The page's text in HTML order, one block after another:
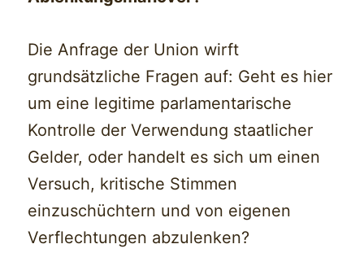
Die Anfrage der Union wirft
grundsätzliche Fragen auf: Geht es hier
um eine legitime parlamentarische
Kontrolle der Verwendung staatlicher
Gelder, oder handelt es sich um einen
Versuch, kritische Stimmen
einzuschüchtern und von eigenen
Verflechtungen abzulenken?